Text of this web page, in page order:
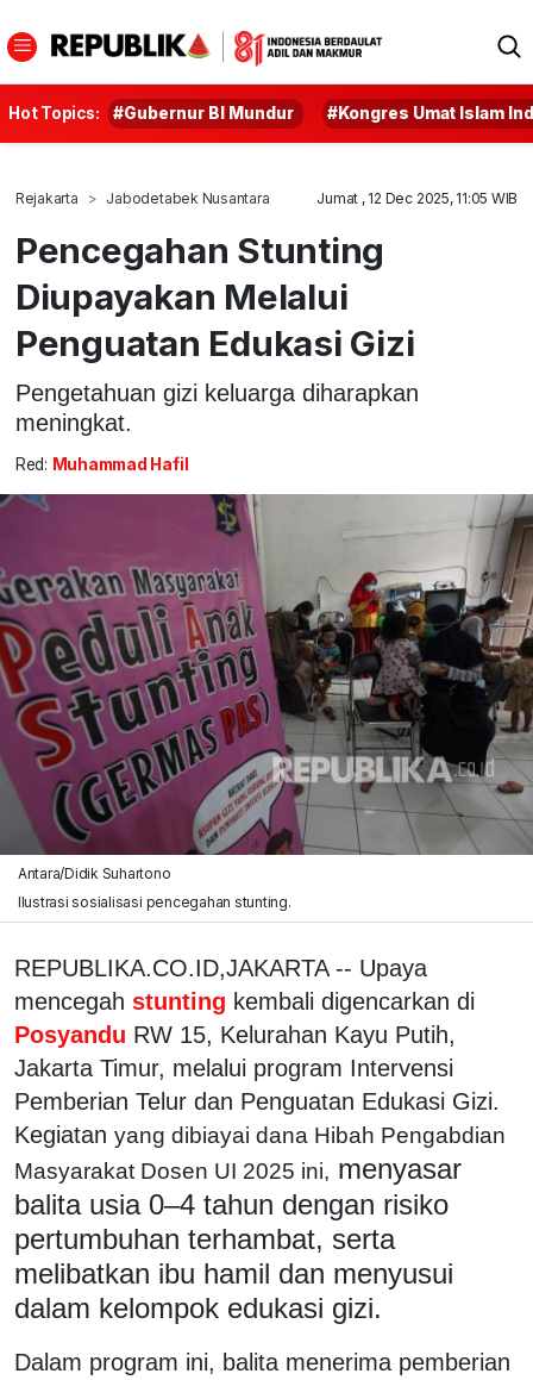
Hot Topics: #Gubernur BI Mundur #Kongres Umat Islam
Rejakarta Jabodetabek Nusantara Jumat , 12 Dec 2025, 11:05 WIB
Pencegahan Stunting
Diupayakan Melalui
Penguatan Edukasi Gizi
Pengetahuan gizi keluarga diharapkan
meningkat.
Red: Muhammad Hafil
Antara/Didik Suhartono
Ilustrasi sosialisasi pencegahan stunting.
REPUBLIKA.CO.ID,JAKARTA -- Upaya
mencegah stunting kembali digencarkan di
Posyandu RW 15, Kelurahan Kayu Putih,
Jakarta Timur, melalui program Intervensi
Pemberian Telur dan Penguatan Edukasi Gizi.
Kegiatan yang dibiayai dana Hibah Pengabdian
Masyarakat Dosen UI 2025 ini, menyasar
balita usia 0–4 tahun dengan risiko
pertumbuhan terhambat, serta
melibatkan ibu hamil dan menyusui
dalam kelompok edukasi gizi.
Dalam program ini, balita menerima pemberian